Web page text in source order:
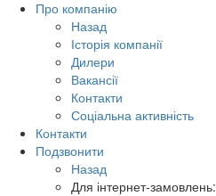
Про компанію
Назад
Історія компанії
Дилери
Вакансії
Контакти
Соціальна активність
Контакти
Подзвонити
Назад
Для інтернет-замовлень: